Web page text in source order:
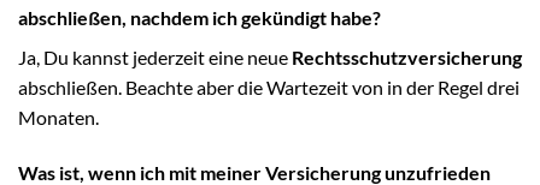
abschließen, nachdem ich gekündigt habe?
Ja, Du kannst jederzeit eine neue Rechtsschutzversicherung
abschließen. Beachte aber die Wartezeit von in der Regel drei
Monaten.
Was ist, wenn ich mit meiner Versicherung unzufrieden